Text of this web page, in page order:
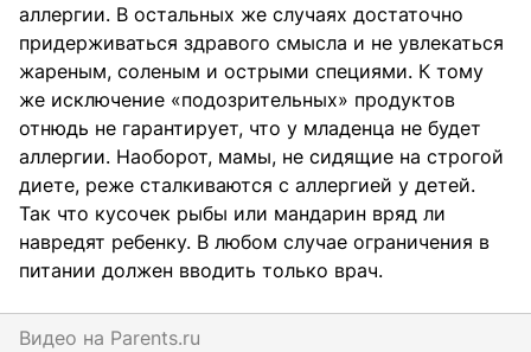
аллергии. В остальных же случаях достаточно
придерживаться здравого смысла и не увлекаться
жареным, соленым и острыми специями. К тому
же исключение «подозрительных» продуктов
отнюдь не гарантирует, что у младенца не будет
аллергии. Наоборот, мамы, не сидящие на строгой
диете, реже сталкиваются с аллергией у детей.
Так что кусочек рыбы или мандарин вряд ли
навредят ребенку. В любом случае ограничения в
питании должен вводить только врач.
Видео на parents.ru